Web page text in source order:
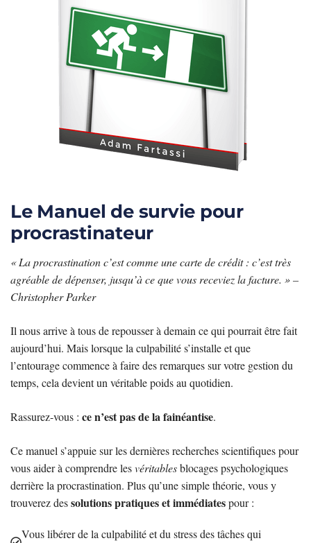
Le Manuel de survie pour
procrastinateur
« La procrastination c’est comme une carte de crédit : c’est très
agréable de dépenser, jusqu’à ce que vous receviez la facture. » –
Christopher Parker
Il nous arrive à tous de repousser à demain ce qui pourrait être fait
aujourd’hui. Mais lorsque la culpabilité s’installe et que
l’entourage commence à faire des remarques sur votre gestion du
temps, cela devient un véritable poids au quotidien.
Rassurez-vous : ce n’est pas de la fainéantise.
Ce manuel s’appuie sur les dernières recherches scientifiques pour
vous aider à comprendre lesvéritablesblocages psychologiques
derrière la procrastination. Plus qu’une simple théorie, vous y
trouverez dessolutions pratiques et immédiatespour :
Vous libérer de la culpabilité et du stress des tâches qui